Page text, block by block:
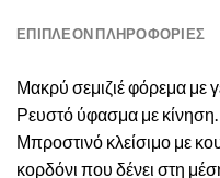
ΕΠΙΠΛΈΟΝ ΠΛΗΡΟΦΟΡΊΕΣ
Μακρύ σεμιζιέ φόρεμα με
Ρευστό ύφασμα με
Μπροστινό κλείσιμο με
κορδόνι που δένει στη